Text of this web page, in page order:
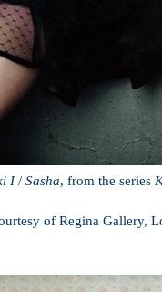
I/ Sasha, from the series
of Regina Gallery,